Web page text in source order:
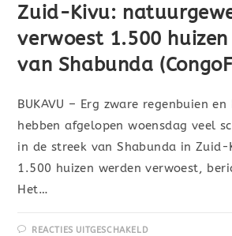
Zuid-Kivu:
verwoest 1.500
van Shabunda
BUKAVU – Erg zware regenbuien
hebben afgelopen woensdag veel
in de streek van Shabunda in
1.500 huizen werden verwoest,
Het…
REACTIES UITGESCHAKELD